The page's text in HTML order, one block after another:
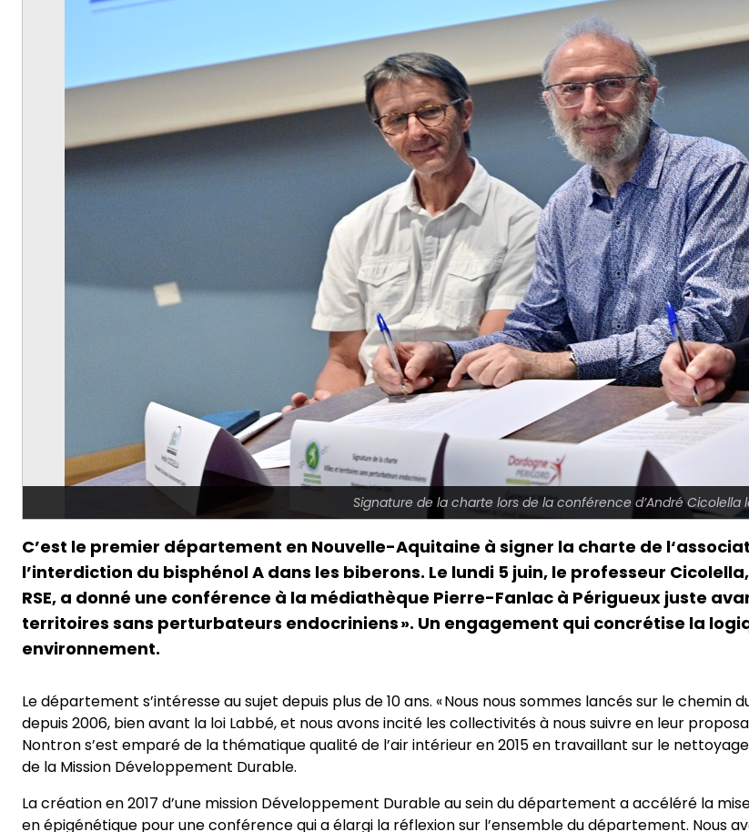
Signature de la charte lors de la conférence d’André Cicolella
C’est le premier département en Nouvelle-Aquitaine à signer la charte de
l’interdiction du bisphénol A dans les biberons. Le lundi 5 juin, le professeur
RSE, a donné une conférence à la médiathèque Pierre-Fanlac à Périgueux juste
territoires sans perturbateurs endocriniens ». Un engagement qui concrétise la
environnement.
Le département s’intéresse au sujet depuis plus de 10 ans. « Nous nous sommes lancés sur le
depuis 2006, bien avant la loi Labbé, et nous avons incité les collectivités à nous suivre en leur
Nontron s’est emparé de la thématique qualité de l’air intérieur en 2015 en travaillant sur le
de la Mission Développement Durable.
La création en 2017 d’une mission Développement Durable au sein du département a accéléré la
en épigénétique pour une conférence qui a élargi la réflexion sur l’ensemble du département. Nous